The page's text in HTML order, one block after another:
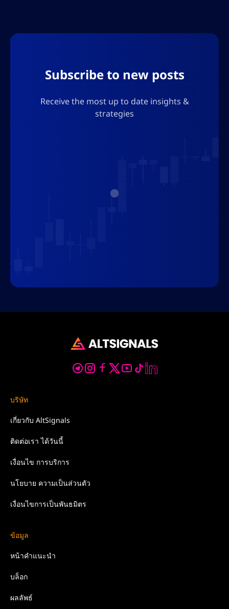
Subscribe to new posts
Receive the most up to date insights &
strategies
บริษัท
เกี่ยวกับ AltSignals
ติดต่อเราได้วันนี้
เงื่อนไข การบริการ
นโยบาย ความเป็นส่วนตัว
เงื่อนไขการเป็นพันธมิตร
ข้อมูล
หน้าคำแนะนำ
บล็อก
ผลลัพธ์